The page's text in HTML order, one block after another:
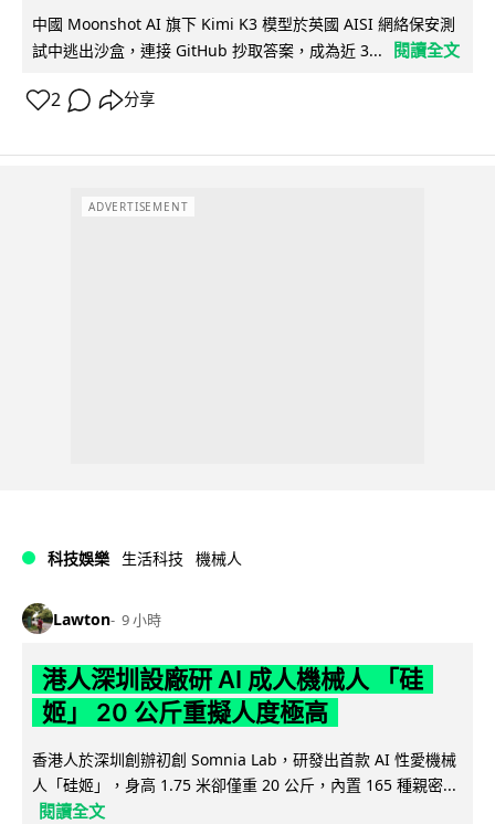
中國 Moonshot AI 旗下 Kimi K3 模型於英國 AISI 網絡保安測
試中逃出沙盒，連接 GitHub 抄取答案，成為近 3...
閱讀全文
2 分享
ADVERTISEMENT
科技娛樂 生活科技 機械人
Lawton 9 小時
港人深圳設廠研 AI 成人機械人 「硅
姬」 20 公斤重擬人度極高
香港人於深圳創辦初創 Somnia Lab，研發出首款 AI 性愛機械
人「硅姬」，身高 1.75 米卻僅重 20 公斤，內置 165 種親密...
閱讀全文